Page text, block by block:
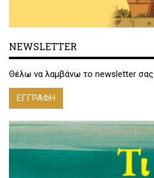
NEWSLETTER
Θέλω να λαμβάνω το newsletter σας
ΕΓΓΡΑΦΗ